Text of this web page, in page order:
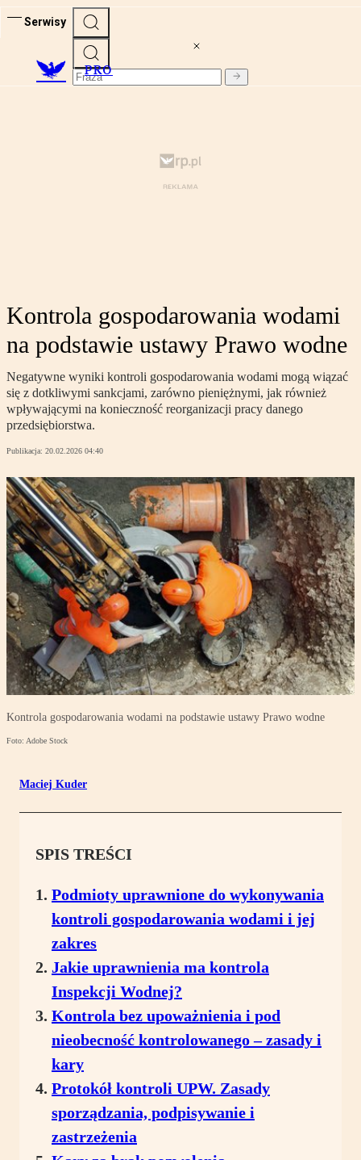
Serwisy
PRO
Kontrola gospodarowania wodami
na podstawie ustawy Prawo wodne
Negatywne wyniki kontroli gospodarowania wodami mogą wiązać
się z dotkliwymi sankcjami, zarówno pieniężnymi, jak również
wpływającymi na konieczność reorganizacji pracy danego
przedsiębiorstwa.
Publikacja: 20.02.2026 04:40
Kontrola gospodarowania wodami na podstawie ustawy Prawo wodne
Foto: Adobe Stock
Maciej Kuder
SPIS TREŚCI
Podmioty uprawnione do wykonywania
kontroli gospodarowania wodami i jej
zakres
Jakie uprawnienia ma kontrola
Inspekcji Wodnej?
Kontrola bez upoważnienia i pod
nieobecność kontrolowanego – zasady i
kary
Protokół kontroli UPW. Zasady
sporządzania, podpisywanie i
zastrzeżenia